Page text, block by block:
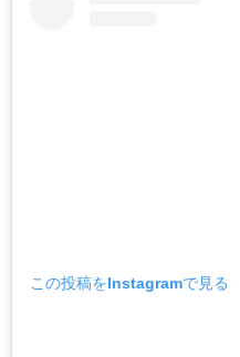
この投稿をInstagramで見る